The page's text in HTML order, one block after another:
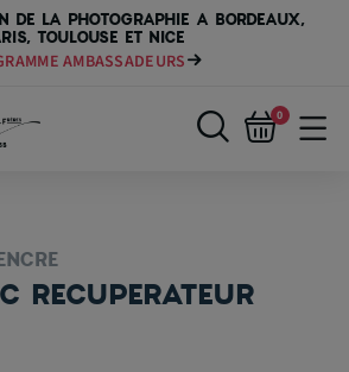
DE LA PHOTOGRAPHIE A BORDEAUX,
TOULOUSE ET NICE
AMBASSADEURS
0
RECUPERATEUR